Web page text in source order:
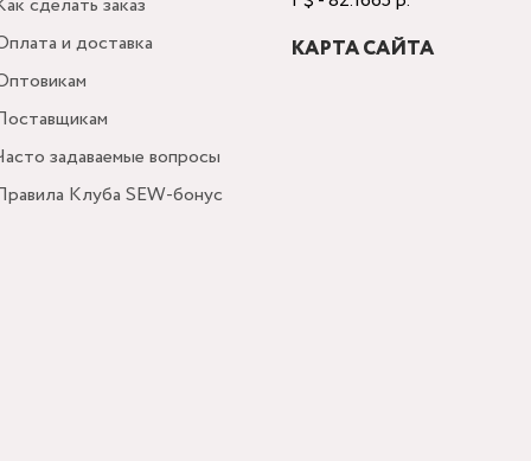
и доставка
задаваемые вопросы
Клуба SEW-бонус
КАРТА САЙТА